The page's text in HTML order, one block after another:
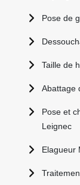
Pose de
Taille de
Abattage
Pose et
Leignec
Elagueur